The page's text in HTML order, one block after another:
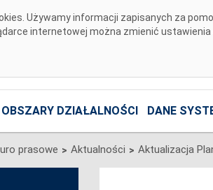
Używamy informacji zapisanych za
internetowej można zmienić
OBSZARY DZIAŁALNOŚCI DANE
prasowe > Aktualności >